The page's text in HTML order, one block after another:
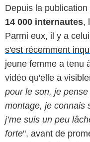
Depuis la publication
14 000 internautes,
Parmi eux, il y a
s'est récemment
jeune femme a tenu
vidéo qu'elle a
pour le son, je pense
montage, je connais
j’me suis un peu
forte", avant de